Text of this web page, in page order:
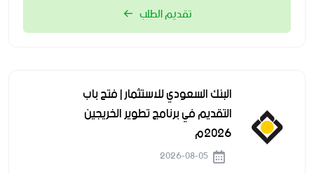
تقديم الطلب
البنك السعودي للاستثمار | فتح باب
التقديم في برنامج تطوير الخريجين
2026م